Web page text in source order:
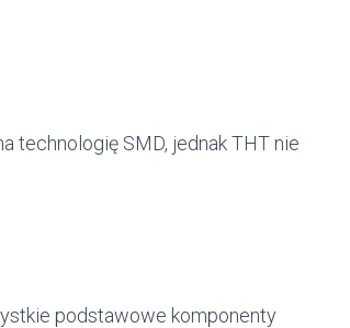
technologię SMD, jednak THT nie
podstawowe komponenty